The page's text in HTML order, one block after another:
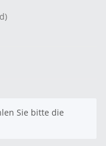
Sie bitte die